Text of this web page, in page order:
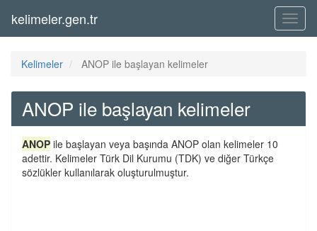
Menü
kelimeler.gen.tr
Kelimeler ANOP ile başlayan kelimeler
ANOP ile başlayan kelimeler
ANOP ile başlayan veya başında ANOP olan kelimeler 10
adettir. Kelimeler Türk Dil Kurumu (TDK) ve diğer Türkçe
sözlükler kullanılarak oluşturulmuştur.